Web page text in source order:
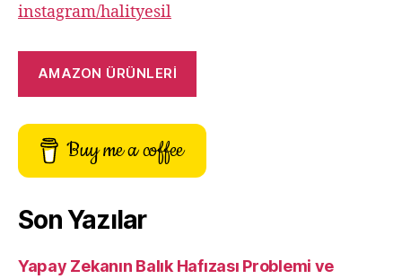
instagram/halityesil
AMAZON ÜRÜNLERİ
Buy me a coffee
Son Yazılar
Yapay Zekanın Balık Hafızası Problemi ve